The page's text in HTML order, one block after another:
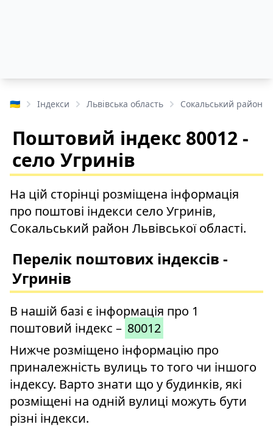
🇺🇦 Індекси Львівська область Сокальський район
Поштовий індекс 80012 -
село Угринів
На цій сторінці розміщена інформація
про поштові індекси село Угринів,
Сокальський район Львівської області.
Перелік поштових індексів -
Угринів
В нашій базі є інформація про 1
поштовий індекс – 80012
Нижче розміщено інформацію про
приналежність вулиць то того чи іншого
індексу. Варто знати що у будинків, які
розміщені на одній вулиці можуть бути
різні індекси.